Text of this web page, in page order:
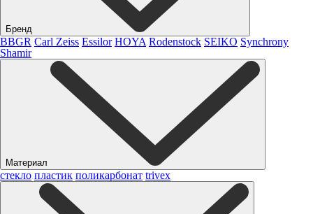
Бренд
BBGR Carl Zeiss Essilor HOYA Rodenstock SEIKO Synchrony
Shamir
Материал
стекло пластик поликарбонат trivex